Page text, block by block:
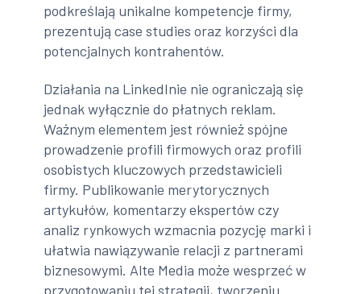
podkreślają unikalne kompetencje firmy,
prezentują case studies oraz korzyści dla
potencjalnych kontrahentów.
Działania na LinkedInie nie ograniczają się
jednak wyłącznie do płatnych reklam.
Ważnym elementem jest również spójne
prowadzenie profili firmowych oraz profili
osobistych kluczowych przedstawicieli
firmy. Publikowanie merytorycznych
artykułów, komentarzy ekspertów czy
analiz rynkowych wzmacnia pozycję marki i
ułatwia nawiązywanie relacji z partnerami
biznesowymi. Alte Media może wesprzeć w
przygotowaniu tej strategii, tworzeniu